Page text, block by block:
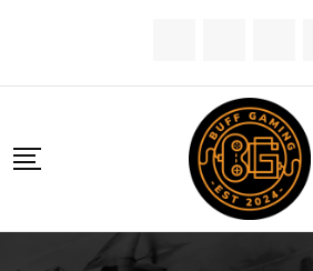
content